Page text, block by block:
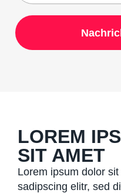
LOREM
SIT AMET
Lorem ipsum dolor
sadipscing elitr, sed